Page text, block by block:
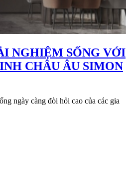
NGHIỆM SỐNG VỚI
CHÂU ÂU SIMON
ngày càng đòi hỏi cao của các gia